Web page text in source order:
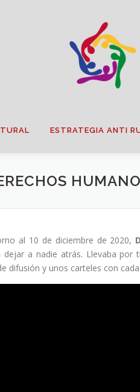
ESTRATEGIA ANTI
al 10 de diciembre de 2020,
dejar a nadie atrás. Llevaba por
difusión y unos carteles con